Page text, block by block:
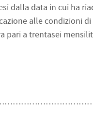
dalla data in cui ha
alle condizioni di
pari a trentasei